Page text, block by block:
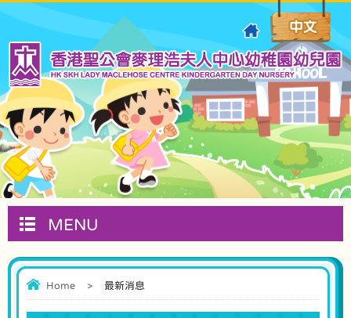
MENU
Home > 最新消息